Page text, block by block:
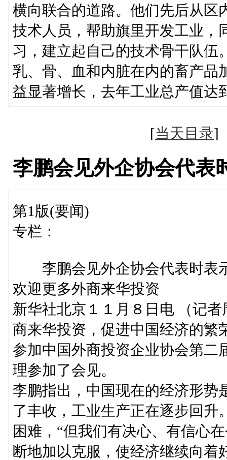
横向联合的道路。他们先后从区
技术人员，帮助旗里开发工业，
习，建立起自己的技术骨干队伍
乳、骨、血和内脏在内的畜产品
益显著增长，去年工业总产值达
[当天目录
李鹏会见外企协会代表
第1版(要闻)
专栏：
李鹏会见外企协会代表时表
欢迎更多外商来华投资
新华社北京１１月８日电 （记
商来华投资，促进中国经济的繁
参加中国外商投资企业协会第二
理参加了会见。
李鹏指出，中国现在的经济形势
了丰收，工业生产正在逐步回升
困难，“但我们有决心、有信心
断地加以克服，使经济继续向着